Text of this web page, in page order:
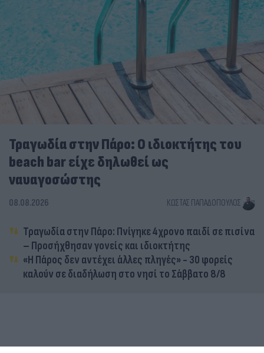
Τραγωδία στην Πάρο: Ο ιδιοκτήτης του
beach bar είχε δηλωθεί ως
ναυαγοσώστης
08.08.2026 ΚΏΣΤΑΣ ΠΑΠΑΔΌΠΟΥΛΟΣ
Τραγωδία στην Πάρο: Πνίγηκε 4χρονο παιδί σε πισίνα
– Προσήχθησαν γονείς και ιδιοκτήτης
«Η Πάρος δεν αντέχει άλλες πληγές» - 30 φορείς
καλούν σε διαδήλωση στο νησί το Σάββατο 8/8